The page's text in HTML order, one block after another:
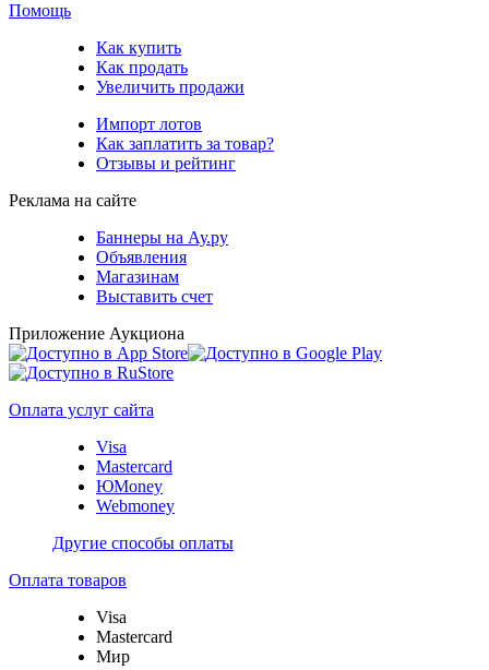
Помощь
Как купить
Как продать
Увеличить продажи
Импорт лотов
Как заплатить за товар?
Отзывы и рейтинг
Реклама на сайте
Баннеры на Ау.ру
Объявления
Магазинам
Выставить счет
Приложение Аукциона
Оплата услуг сайта
Visa
Mastercard
ЮMoney
Webmoney
Другие способы оплаты
Оплата товаров
Visa
Mastercard
Мир